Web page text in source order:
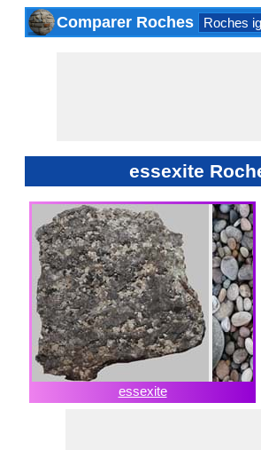
Comparer Roches Roches
essexite
essexite